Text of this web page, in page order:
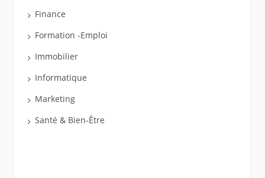
Finance
Formation -Emploi
Immobilier
Informatique
Marketing
Santé & Bien-Être